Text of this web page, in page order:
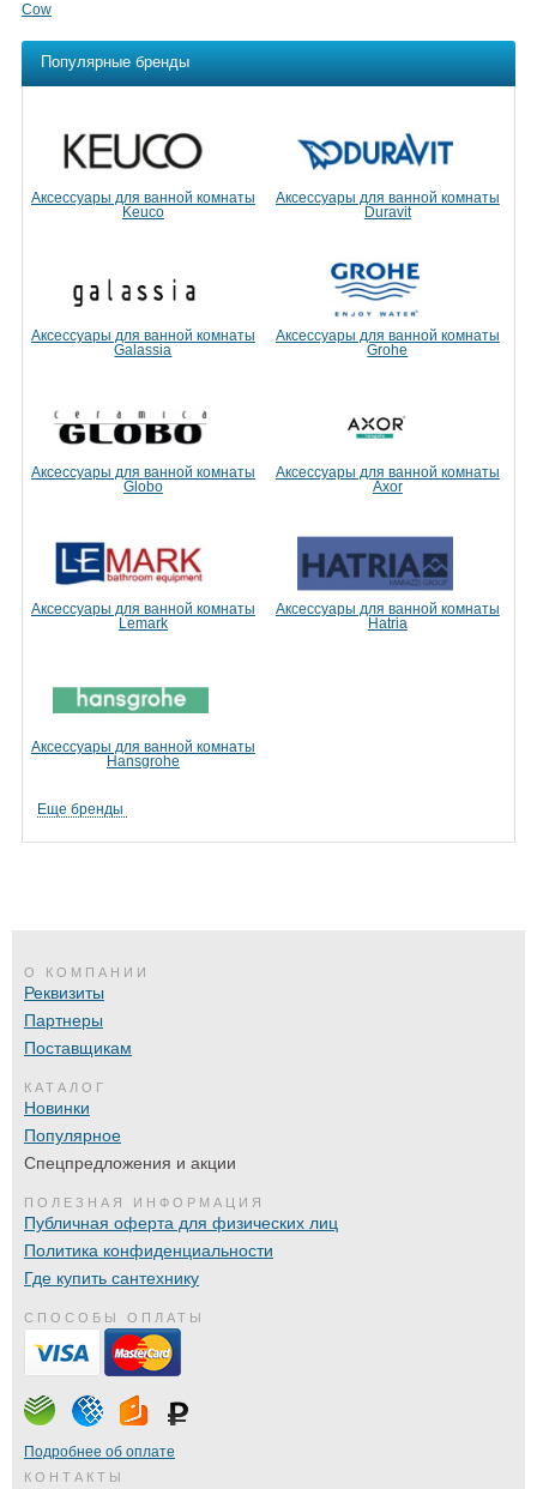
Cow
Популярные бренды
Аксессуары для ванной комнаты
Keuco
Аксессуары для ванной комнаты
Duravit
Аксессуары для ванной комнаты
Galassia
Аксессуары для ванной комнаты
Grohe
Аксессуары для ванной комнаты
Globo
Аксессуары для ванной комнаты
Axor
Аксессуары для ванной комнаты
Lemark
Аксессуары для ванной комнаты
Hatria
Аксессуары для ванной комнаты
Hansgrohe
Еще бренды
О КОМПАНИИ
Реквизиты
Партнеры
Поставщикам
КАТАЛОГ
Новинки
Популярное
Спецпредложения и акции
ПОЛЕЗНАЯ ИНФОРМАЦИЯ
Публичная оферта для физических лиц
Политика конфиденциальности
Где купить сантехнику
СПОСОБЫ ОПЛАТЫ
Подробнее об оплате
КОНТАКТЫ